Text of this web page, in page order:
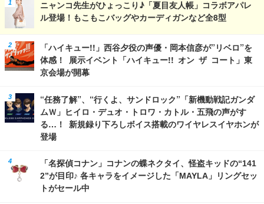
ニャンコ先生がひょっこり♪「夏目友人帳」コラボアパレ
ル登場！もこもこバッグやカーディガンなど全8型
「ハイキュー!!」西谷夕役の声優・岡本信彦が”リベロ”を
体感！ 展示イベント「ハイキュー!! オン ザ コート」東
京会場が開幕
“任務了解”、“行くよ、サンドロック”「新機動戦記ガンダ
ムＷ」ヒイロ・デュオ・トロワ・カトル・五飛の声がす
る…！ 新規録り下ろしボイス搭載のワイヤレスイヤホンが
登場
「名探偵コナン」コナンの蝶ネクタイ、怪盗キッドの“141
2”が目印♪ 各キャラをイメージした「MAYLA」リングセッ
トがセール中